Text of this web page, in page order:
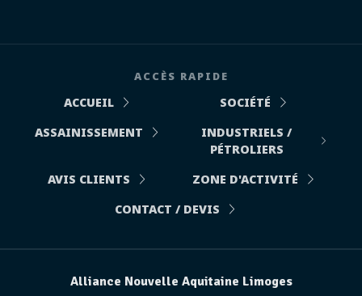
ACCÈS RAPIDE
ACCUEIL
SOCIÉTÉ
ASSAINISSEMENT
INDUSTRIELS /
PÉTROLIERS
AVIS CLIENTS
ZONE D'ACTIVITÉ
CONTACT / DEVIS
Alliance Nouvelle Aquitaine Limoges